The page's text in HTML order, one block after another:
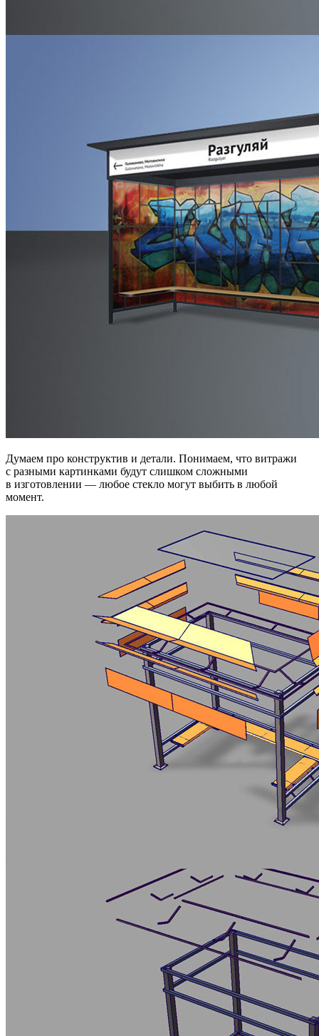
Думаем про конструктив и детали. Понимаем, что витражи
с разными картинками будут слишком сложными
в изготовлении — любое стекло могут выбить в любой
момент.